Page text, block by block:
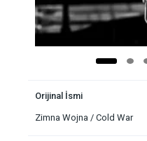
Orijinal İsmi
Zimna Wojna / Cold War